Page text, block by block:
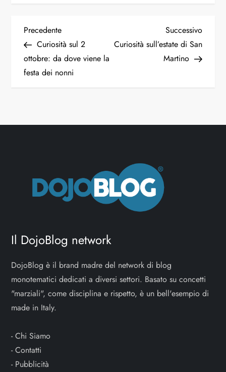
Precedente
Curiosità sul 2
ottobre: da dove viene la
festa dei nonni
Successivo
Curiosità sull’estate di San
Martino
Il DojoBlog network
DojoBlog è il brand madre del network di blog
monotematici dedicati a diversi settori. Basato su concetti
"marziali", come disciplina e rispetto, è un bell'esempio di
made in Italy.
-Chi Siamo
-Contatti
- Pubblicità